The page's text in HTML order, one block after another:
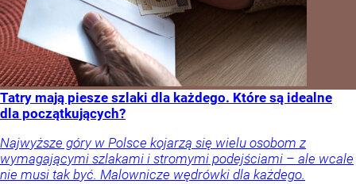
Tatry mają piesze szlaki dla każdego. Które są idealne
dla początkujących?
Najwyższe góry w Polsce kojarzą się wielu osobom z
wymagającymi szlakami i stromymi podejściami – ale wcale
nie musi tak być. Malownicze wędrówki dla każdego.